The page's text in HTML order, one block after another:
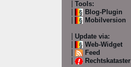
Tools:
Blog-Plugin
Mobilversion
Update via:
Web-Widget
Feed
Rechtskataster